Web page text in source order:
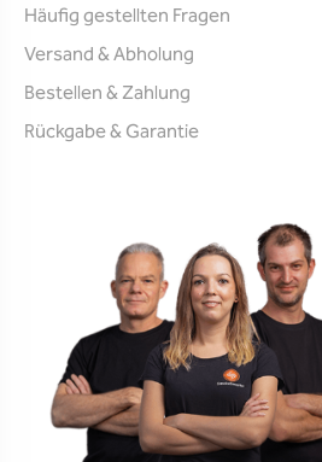
Häufig gestellten Fragen
Versand & Abholung
Bestellen & Zahlung
Rückgabe & Garantie